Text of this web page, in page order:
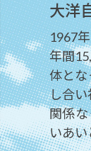
大洋
1967
年間
体と
し合
関係
いあい